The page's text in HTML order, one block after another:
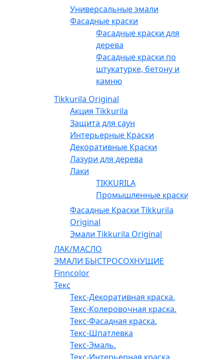
Универсальные эмали
Фасадные краски
Фасадные краски для
дерева
Фасадные краски по
штукатурке, бетону и
камню
Tikkurila Original
Акция Tikkurila
Защита для саун
Интерьерные Краски
Декоративные Краски
Лазури для дерева
Лаки
TIKKURILA
Промышленные краски
Фасадные Краски Tikkurila
Original
Эмали Tikkurila Original
ЛАК/МАСЛО
ЭМАЛИ БЫСТРОСОХНУЩИЕ
Finncolor
Текс
Текс-Декоративная краска.
Текс-Колеровочная краска.
Текс-Фасадная краска.
Текс-Шпатлевка
Текс-Эмаль.